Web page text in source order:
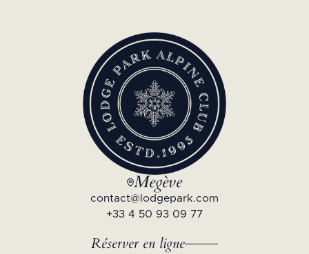
Megève
contact@lodgepark.com
+33 4 50 93 09 77
Réserver en ligne